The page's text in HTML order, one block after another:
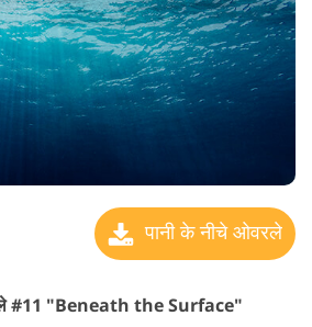
पानी के नीचे ओवरले
#11 "Beneath the Surface"